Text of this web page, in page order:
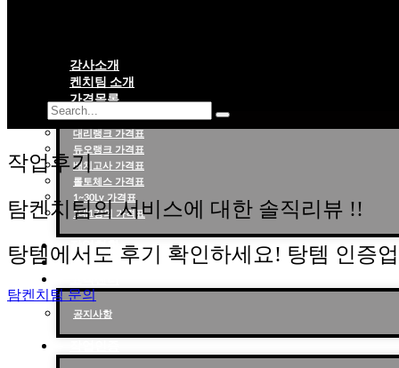
강사소개
켄치팀 소개
가격목록
대리랭크 가격표
듀오랭크 가격표
배치고사 가격표
롤토체스 가격표
1~30Lv 가격표
1대1강의 가격표
작업현황
작업후기
공지사항
작업후기
탐켄치팀의 서비스에 대한 솔직리뷰 !!
탕템에서도 후기 확인하세요! 탕템 인증
탐켄치팀 문의